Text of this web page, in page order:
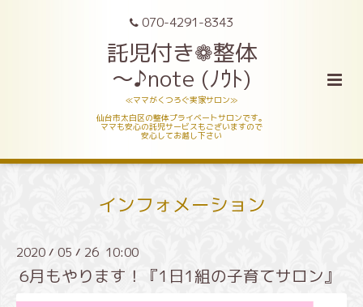
070-4291-8343
託児付き❁整体
～♪note (ﾉｳﾄ)
≪ママがくつろぐ実家サロン≫
仙台市太白区の整体プライベートサロンです。
ママも安心の託児サービスもございますので
安心してお越し下さい
インフォメーション
2020 / 05 / 26 10:00
6月もやります！『1日1組の子育てサロン』